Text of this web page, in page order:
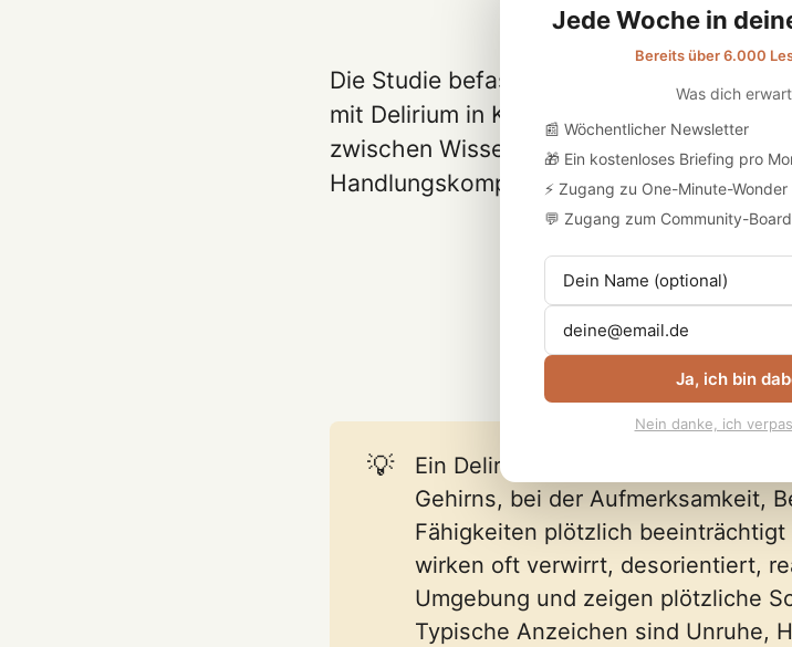
Die Studie befasst sich mit der
mit Delirium in Krankenhäusern. Dabei
zwischen Wissen, Stressbewältigung,
Handlungskompetenz analysiert.
💡
Ein Delir ist eine akute, meist
Gehirns, bei der Aufmerksamkeit,
Fähigkeiten plötzlich
wirken oft verwirrt, desorientiert,
Umgebung und zeigen plötzliche
Typische Anzeichen sind Unruhe,
Jede Woche in
Bereits über 6.000
Was dich
📰 Wöchentlicher Newsletter
🎁 Ein kostenloses Briefing pro
⚡ Zugang zu One-Minute-Wonder
💬 Zugang zum Community-Board
Ja, ich bin
Nein danke, ich